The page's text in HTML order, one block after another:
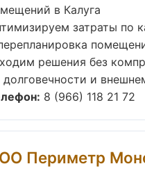
в Калуга
затраты по
решения без
долговечности и
8 (966) 118 21 72
Периметр